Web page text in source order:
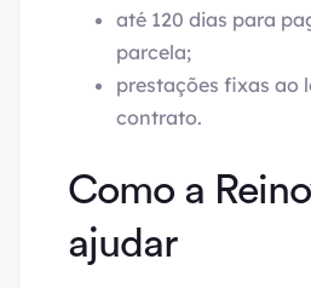
até 120 dias para
parcela;
prestações fixas ao
contrato.
Como a
ajudar